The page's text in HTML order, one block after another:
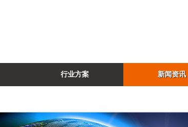
行业方案 新闻资讯